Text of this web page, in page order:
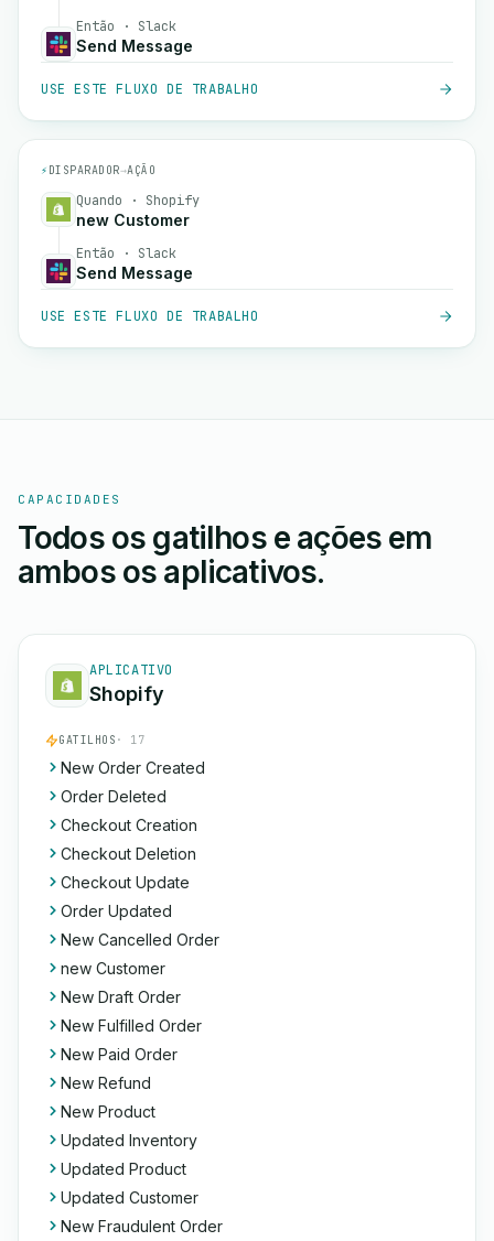
Então · Slack
Send Message
USE ESTE FLUXO DE TRABALHO
⚡ DISPARADOR→AÇÃO
Quando · Shopify
new Customer
Então · Slack
Send Message
USE ESTE FLUXO DE TRABALHO
CAPACIDADES
Todos os gatilhos e ações em
ambos os aplicativos.
APLICATIVO
Shopify
GATILHOS · 17
New Order Created
Order Deleted
Checkout Creation
Checkout Deletion
Checkout Update
Order Updated
New Cancelled Order
new Customer
New Draft Order
New Fulfilled Order
New Paid Order
New Refund
New Product
Updated Inventory
Updated Product
Updated Customer
New Fraudulent Order